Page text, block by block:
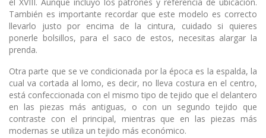
el XVIII. Aunque incluyo los patrones y referencia de ubicación.
También es importante recordar que este modelo es correcto
llevarlo justo por encima de la cintura, cuidado si quieres
ponerle bolsillos, para el saco de estos, necesitas alargar la
prenda.
Otra parte que se ve condicionada por la época es la espalda, la
cual va cortada al lomo, es decir, no lleva costura en el centro,
está confeccionada con el mismo tipo de tejido que el delantero
en las piezas más antiguas, o con un segundo tejido que
contraste con el principal, mientras que en las piezas más
modernas se utiliza un tejido más económico.